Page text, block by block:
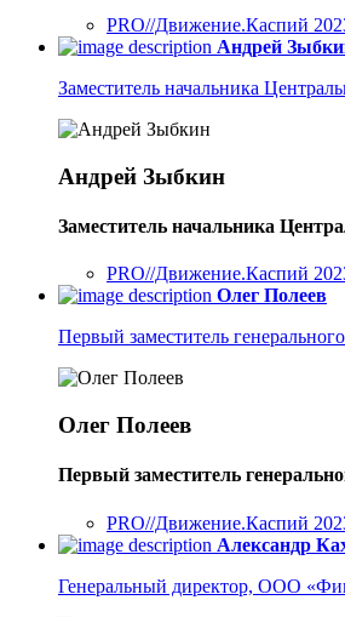
PRO//Движение.Каспий
Андрей
Заместитель начальника
Андрей Зыбкин
Заместитель начальника
PRO//Движение.Каспий
Олег Полеев
Первый заместитель
Олег Полеев
Первый заместитель
PRO//Движение.Каспий
Александр
Генеральный директор, ООО